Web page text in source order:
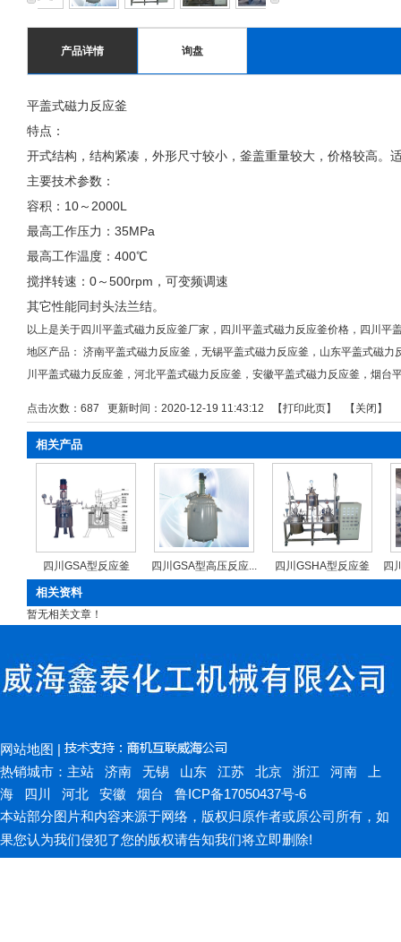
产品详情 询盘
平盖式磁力反应釜
特点：
开式结构，结构紧凑，外形尺寸较小，釜盖重量较大，价格较高。
主要技术参数：
容积：10～2000L
最高工作压力：35MPa
最高工作温度：400℃
搅拌转速：0～500rpm，可变频调速
其它性能同封头法兰结。
以上是关于四川平盖式磁力反应釜厂家，四川平盖式磁力反应釜价格，四川
地区产品： 济南平盖式磁力反应釜 ， 无锡平盖式磁力反应釜 ， 山东平盖式磁力
川平盖式磁力反应釜 ， 河北平盖式磁力反应釜 ， 安徽平盖式磁力反应釜 ， 烟台
点击次数： 687 更新时间：2020-12-19 11:43:12 【打印此页】 【关闭】
相关产品
四川GSA型反应釜 四川GSA型高压反应... 四川GSHA型反应釜 四
相关资料
暂无相关文章！
网站地图 |
热销城市： 主站 济南 无锡 山东 江苏 北京 浙江 河南
上
海
四川 河北 安徽 烟台
鲁ICP备17050437号-6
本站部分图片和内容来源于网络，版权归原作者或原公司所有，如
果您认为我们侵犯了您的版权请告知我们将立即删除!